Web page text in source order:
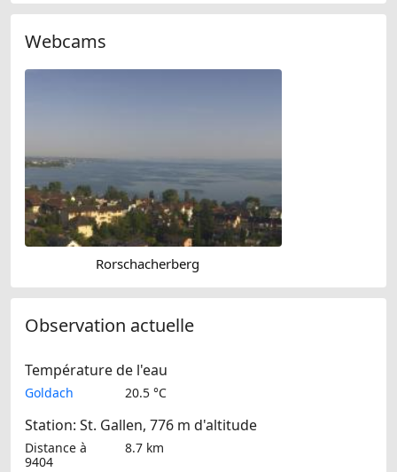
Webcams
Rorschacherberg
Observation actuelle
Température de l'eau
Goldach 20.5 °C
Station: St. Gallen, 776 m d'altitude
Distance à
9404
8.7 km